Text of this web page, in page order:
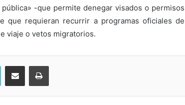
-que permite denegar visados o permisos
que requieran recurrir a programas oficiales de
viaje o vetos migratorios.
Compartir via Email Imprimi